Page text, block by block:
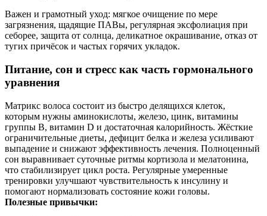
Важен и грамотный уход: мягкое очищение по мере
загрязнения, щадящие ПАВы, регулярная эксфолиация при
себорее, защита от солнца, деликатное окрашивание, отказ от
тугих причёсок и частых горячих укладок.
Питание, сон и стресс как часть гормонального
уравнения
Матрикс волоса состоит из быстро делящихся клеток,
которым нужны аминокислоты, железо, цинк, витамины
группы B, витамин D и достаточная калорийность. Жёсткие
ограничительные диеты, дефицит белка и железа усиливают
выпадение и снижают эффективность лечения. Полноценный
сон выравнивает суточные ритмы кортизола и мелатонина,
что стабилизирует цикл роста. Регулярные умеренные
тренировки улучшают чувствительность к инсулину и
помогают нормализовать состояние кожи головы.
Полезные привычки: